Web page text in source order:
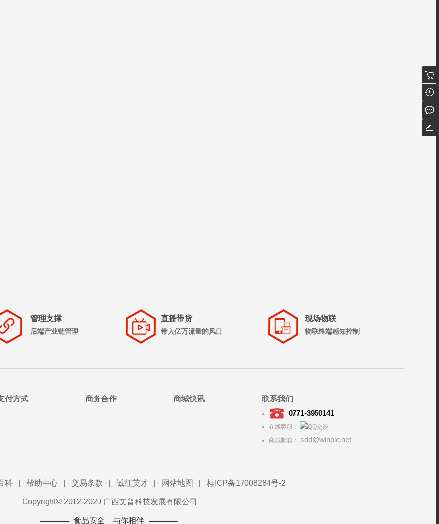
管理支撑
后端产业链管理
直播带货
带入亿万流量的风口
现场物联
物联终端感知控制
付方式 商务合作 商城快讯
联系我们
0771-3950141
在线客服：
商城邮箱：
sdd@winple.net
科 帮助中心 交易条款 诚征英才 网站地图 桂ICP备17008284号-2
Copyright© 2012-2020 广西文普科技发展有限公司
食品安全 与你相伴